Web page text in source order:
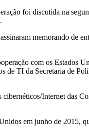
foi discutida na
memorando de
com os Estados
de TI da Secretaria de
Internet das
em junho de 2015,